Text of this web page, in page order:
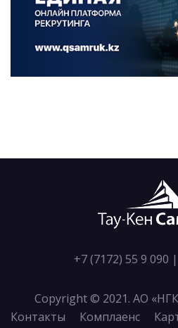
+7 (7172) 55 9 090 |
Copyright © 2021. АО
Контакты
Комплаенс